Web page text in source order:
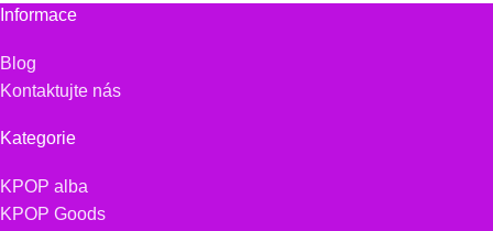
Informace
Blog
Kontaktujte nás
Kategorie
KPOP alba
KPOP Goods